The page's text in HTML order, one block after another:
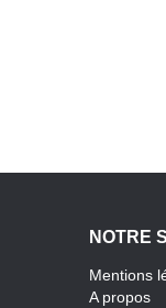
NOTRE
Mentions
A propos